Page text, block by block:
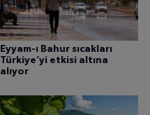
Eyyam-ı Bahur sıcakları
Türkiye’yi etkisi altına
alıyor